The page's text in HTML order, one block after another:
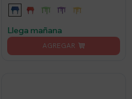
- Azul
Llega mañana